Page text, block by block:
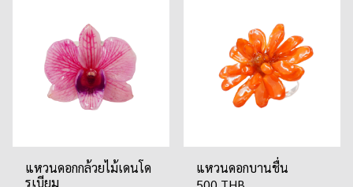
แหวนดอกกล้วยไม้เดนโด
รเบียม
แหวนดอกบานชื่น